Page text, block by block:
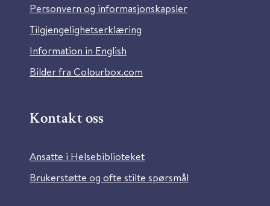
Personvern og informasjonskapsler
Tilgjengelighetserklæring
Information in English
Bilder fra Colourbox.com
Kontakt oss
Ansatte i Helsebiblioteket
Brukerstøtte og ofte stilte spørsmål